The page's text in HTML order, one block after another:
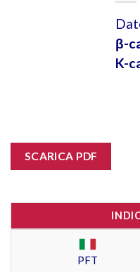
β-
K-
SCARICA PDF
PFT